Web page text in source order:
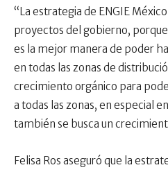
“La estrategia de ENGIE
proyectos del gobierno,
es la mejor manera de poder
en todas las zonas de
crecimiento orgánico para
a todas las zonas, en especial
también se busca un
Felisa Ros aseguró que la